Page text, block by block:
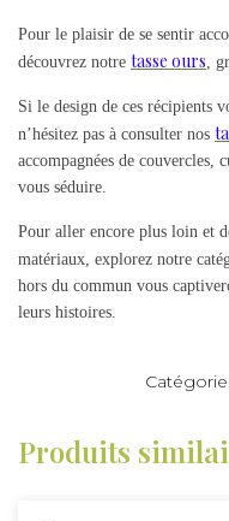
Pour le plaisir de se sentir
découvrez notre tasse ours,
Si le design de ces récipients
n’hésitez pas à consulter nos
accompagnées de couvercles,
vous séduire.
Pour aller encore plus loin et
matériaux, explorez notre
hors du commun vous
leurs histoires.
Produits